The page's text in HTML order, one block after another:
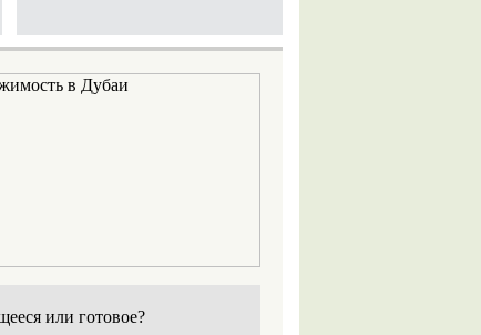
или готовое?